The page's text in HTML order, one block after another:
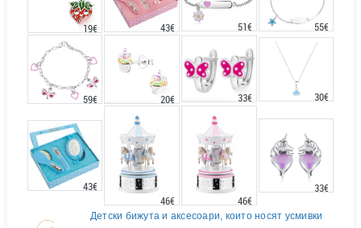
19€ 43€ 51€ 55€
59€ 20€ 33€ 30€
43€
46€
46€
33€
Детски бижута и аксесоари, които носят усмивки